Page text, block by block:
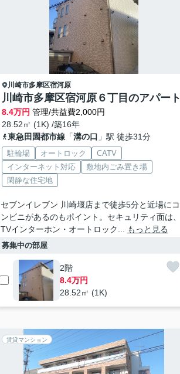
川崎市多摩区宿河原
川崎市多摩区宿河原６丁目のアパート
8.4万円 管理/共益費2,000円
28.52㎡ (1K) /築16年
東急田園都市線「溝の口 」駅 徒歩31分
駐輪場 オートロック
CATV
インターネット対応
敷地内ごみ置き場
閑静な住宅地
セブンイレブン 川崎堰店まで徒歩5分と近場にコ
ンビニがあるのもポイント。セキュリティ面は、
TVインターホン・オートロック...
もっと見る
募集中の部屋
2階
8.4万円
28.52㎡ (1K)
賃貸マンション